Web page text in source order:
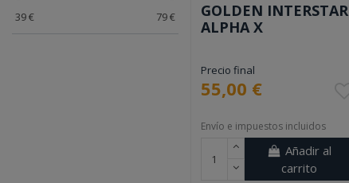
GOLDEN INTERSTAR
ALPHA X
Precio final
55,00 €
Envío e impuestos incluidos
Añadir al
carrito
39€ 79€